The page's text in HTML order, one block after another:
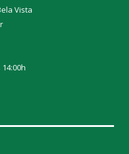
Vista